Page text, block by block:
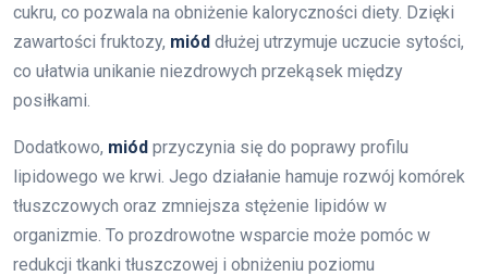
cukru, co pozwala na obniżenie kaloryczności diety. Dzięki
zawartości fruktozy, miód dłużej utrzymuje uczucie sytości,
co ułatwia unikanie niezdrowych przekąsek między
posiłkami.
Dodatkowo, miód przyczynia się do poprawy profilu
lipidowego we krwi. Jego działanie hamuje rozwój komórek
tłuszczowych oraz zmniejsza stężenie lipidów w
organizmie. To prozdrowotne wsparcie może pomóc w
redukcji tkanki tłuszczowej i obniżeniu poziomu